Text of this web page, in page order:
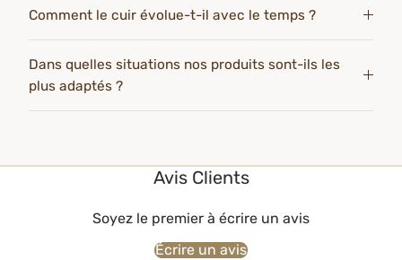
Comment le cuir évolue-t-il avec le temps ?
Dans quelles situations nos produits sont-ils les
plus adaptés ?
Avis Clients
Soyez le premier à écrire un avis
Écrire un avis